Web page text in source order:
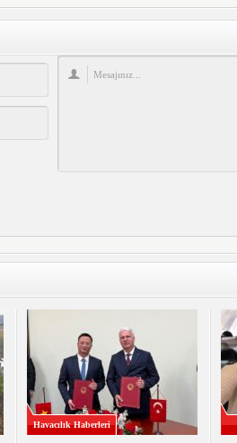
Havacılık Haberleri